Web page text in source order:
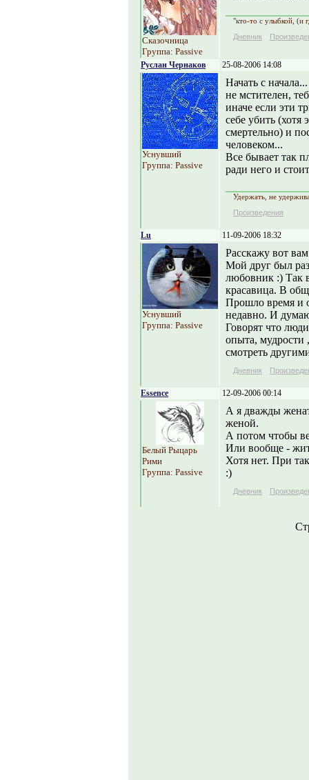
Сказочница
Группа: Passive
"кто-то с улыбкой, (и
Дневник
Руслан Чернаков 25-08-2006 14:08
Уснувший
Группа: Passive
Начать с
не мстителен,
иначе если эти
себе убить (хотя
смертельно) и
человеком...
Все бывает так
ради него и
Удержать, не
Произведения
Lu 11-09-2006 18:32
Уснувший
Группа: Passive
Расскажу вот
Мой друг был
любовник :) Так
красавица. В
Прошло время и
недавно. И
Говорят что
опыта, мудрости
смотреть
Дневник
Essence 12-09-2006 00:14
Белый Рыцарь
Рими
Группа: Passive
А я дважды
женой.
А потом чтобы
Или вообще -
Хотя нет. При
:)
Дневник